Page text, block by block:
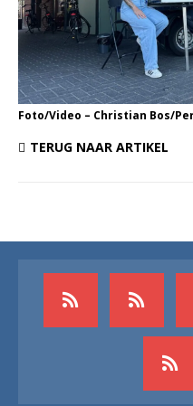
Foto/Video – Christian Bos/
TERUG NAAR ARTIKEL